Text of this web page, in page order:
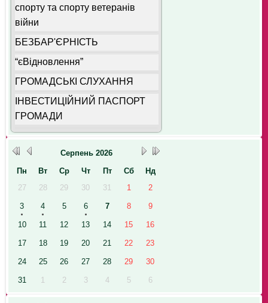
спорту та спорту ветеранів
війни
БЕЗБАР'ЄРНІСТЬ
“єВідновлення”
ГРОМАДСЬКІ СЛУХАННЯ
ІНВЕСТИЦІЙНИЙ ПАСПОРТ
ГРОМАДИ
Серпень 2026
Пн
Вт Ср Чт Пт Сб
Нд
27
28 29 30 31 1 2
3 4 5 6 7 8 9
10 11 12 13 14 15 16
17 18 19 20 21 22 23
24 25 26 27 28 29 30
31 1 2 3 4 5 6